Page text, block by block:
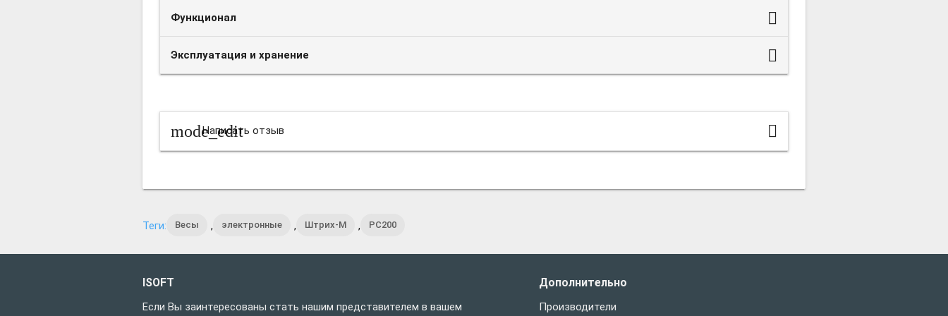
Функционал
Эксплуатация и хранение
mode_edit
Написать отзыв
Теги: Весы , электронные , Штрих-М , PC200
ISOFT
Если Вы заинтересованы стать нашим представителем в вашем
Дополнительно
Производители